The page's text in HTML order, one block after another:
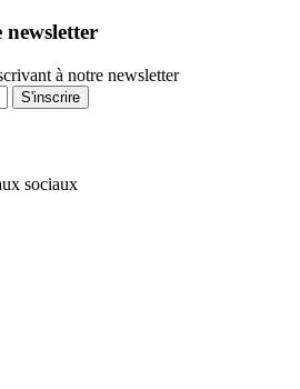
newsletter
à notre newsletter
S'inscrire
sociaux